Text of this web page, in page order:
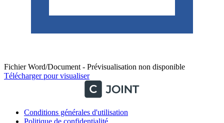
Fichier Word/Document - Prévisualisation non disponible
Télécharger pour visualiser
Conditions générales d'utilisation
Politique de confidentialité